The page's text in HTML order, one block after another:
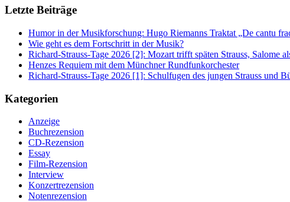
Letzte Beiträge
Humor in der Musikforschung: Hugo Riemanns Traktat „De cantu
Wie geht es dem Fortschritt in der Musik?
Richard-Strauss-Tage 2026 [2]: Mozart trifft späten Strauss, Salome
Henzes Requiem mit dem Münchner Rundfunkorchester
Richard-Strauss-Tage 2026 [1]: Schulfugen des jungen Strauss und
Kategorien
Anzeige
Buchrezension
CD-Rezension
Essay
Film-Rezension
Interview
Konzertrezension
Notenrezension